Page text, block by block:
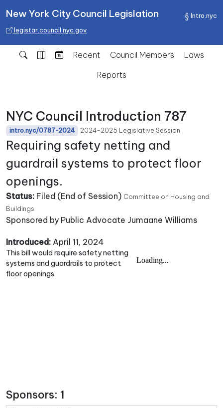
Intro.nyc
New York City Council Legislation
legistar.council.nyc.gov
Recent Council Members
Laws
Reports
NYC Council Introduction 787
intro.nyc/0787-2024 2024-2025 Legislative Session
Requiring safety netting and
guardrail systems to protect floor
openings.
Status: Filed (End of Session) Committee on Housing and
Buildings
Sponsored by Public Advocate Jumaane Williams
Introduced: April 11, 2024
This bill would require safety netting
systems and guardrails to protect
floor openings.
Sponsors: 1